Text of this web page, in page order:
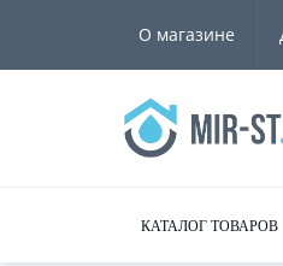
О магазине
КАТАЛОГ ТОВАРОВ